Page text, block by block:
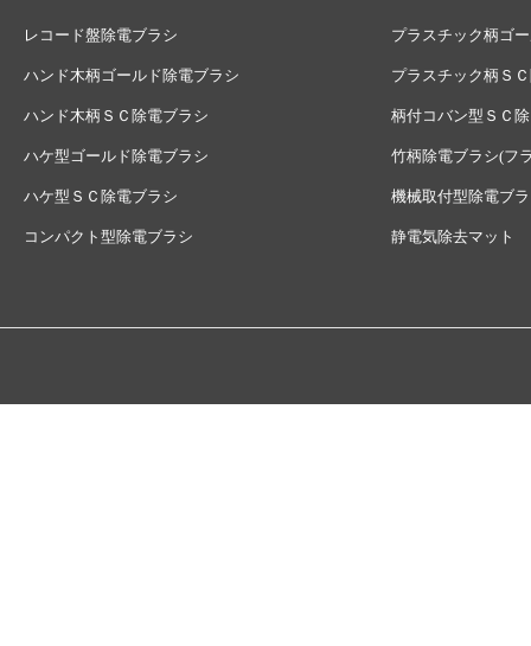
レコード盤除電ブラシ
ハンド木柄ゴールド除電ブラシ
ハンド木柄ＳＣ除電ブラシ
ハケ型ゴールド除電ブラシ
ハケ型ＳＣ除電ブラシ
コンパクト型除電ブラシ
プラスチック柄ゴ
プラスチック柄Ｓ
柄付コバン型ＳＣ
竹柄除電ブラシ(フ
機械取付型除電ブ
静電気除去マット